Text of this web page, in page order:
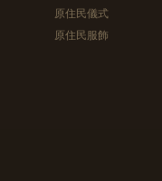
原住民儀式
原住民服飾